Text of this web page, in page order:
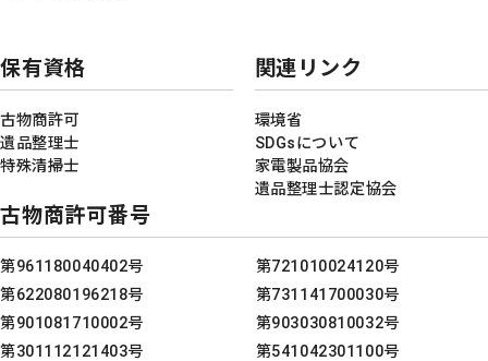
古物商許可番号
第961180040402号
第721010024120号
第622080196218号
第731141700030号
第901081710002号
第903030810032号
第301112121403号
第541042301100号
保有資格
古物商許可
遺品整理士
特殊清掃士
関連リンク
環境省
SDGsについて
家電製品協会
遺品整理士認定協会